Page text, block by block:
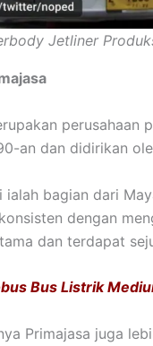
Jetliner
an dan didirikan
ialah bagian dari
dengan
dan terdapat
Bus Listrik
Primajasa juga